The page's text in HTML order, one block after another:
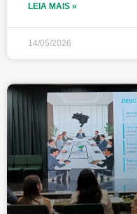
LEIA MAIS »
14/05/2026